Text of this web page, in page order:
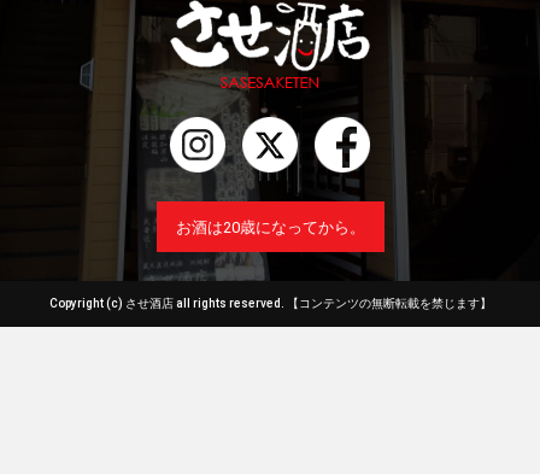
お酒は20歳になってから。
Copyright (c) させ酒店 all rights reserved. 【コンテンツの無断転載を禁じます】